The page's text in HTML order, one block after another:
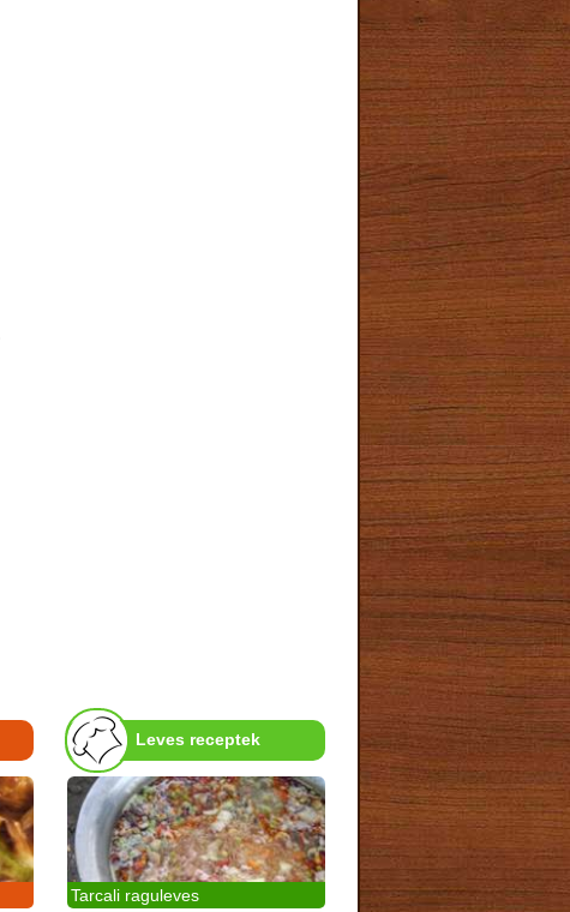
Leves receptek
Tarcali raguleves